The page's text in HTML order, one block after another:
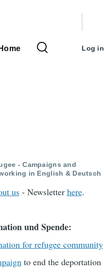
Home
menu
Log in
- Campaigns and
in English & Deutsch
us- Newsletter here.
und Spende:
for refugee community
to end the deportation